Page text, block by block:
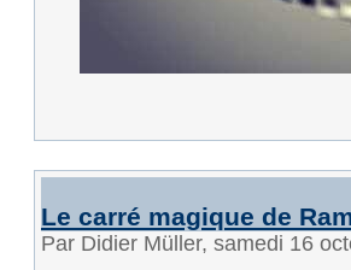
Le carré magique de
Par Didier Müller, samedi 16